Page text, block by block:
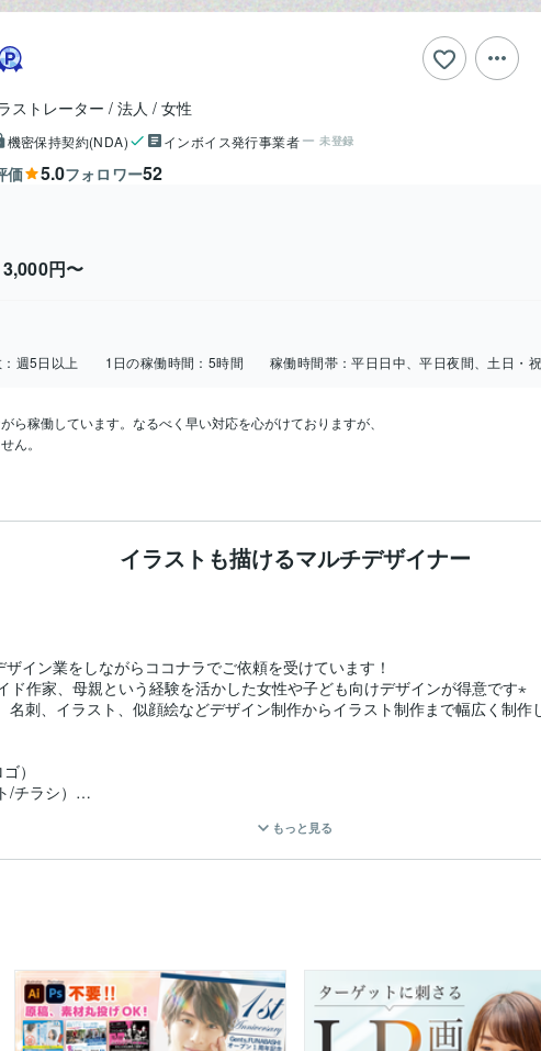
ストレーター 法人 女性
機密保持契約(NDA) インボイス発行事業者 未登録
価 5.0フォロワー52
3,000円〜
週5日以上 1日の稼働時間： 5時間 稼働時間帯：平日日中、平日夜間、土日・
ら稼働しています。なるべく早い対応を心がけておりますが、
イラストも描けるマルチデザイナー
イン業をしながらココナラでご依頼を受けています！
ド作家、母親という経験を活かした女性や子ども向けデザインが得意です⋆
名刺、イラスト、似顔絵などデザイン制作からイラスト制作まで幅広く制作
）
チラシ）
もっと見る